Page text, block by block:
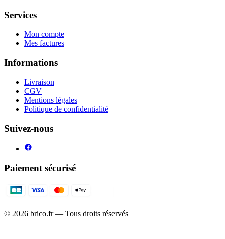
Services
Mon compte
Mes factures
Informations
Livraison
CGV
Mentions légales
Politique de confidentialité
Suivez-nous
Paiement sécurisé
© 2026 brico.fr — Tous droits réservés